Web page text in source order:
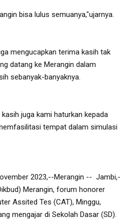
bisa lulus semuanya,"ujarnya.
mengucapkan terima kasih tak
datang ke Merangin dalam
sebanyak-banyaknya.
juga kami haturkan kepada
tempat dalam simulasi
2023,--Merangin -- Jambi,-
Merangin, forum honorer
Assited Tes (CAT), Minggu,
mengajar di Sekolah Dasar (SD).